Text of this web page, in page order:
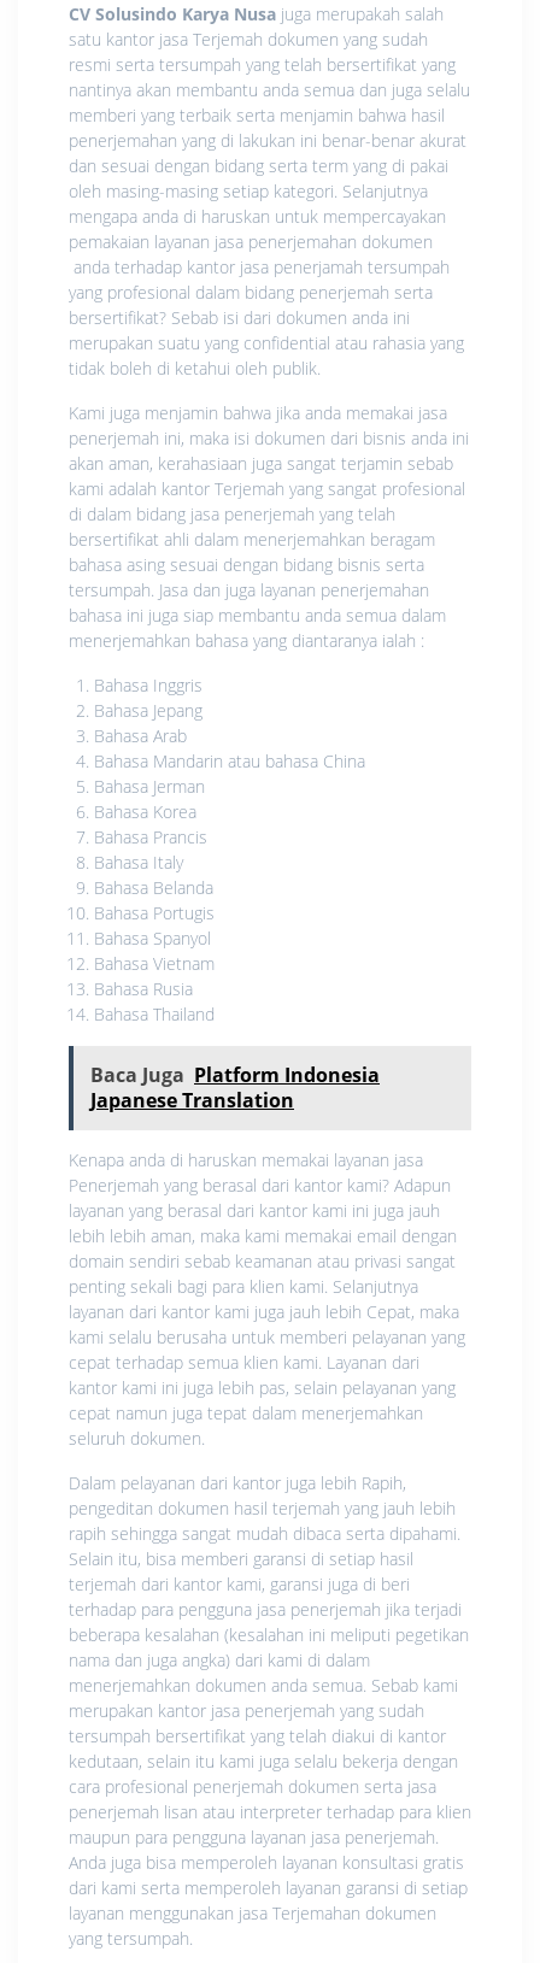
CV Solusindo Karya Nusa juga merupakah salah
satu kantor jasa Terjemah dokumen yang sudah
resmi serta tersumpah yang telah bersertifikat yang
nantinya akan membantu anda semua dan juga selalu
memberi yang terbaik serta menjamin bahwa hasil
penerjemahan yang di lakukan ini benar-benar akurat
dan sesuai dengan bidang serta term yang di pakai
oleh masing-masing setiap kategori. Selanjutnya
mengapa anda di haruskan untuk mempercayakan
pemakaian layanan jasa penerjemahan dokumen
anda terhadap kantor jasa penerjamah tersumpah
yang profesional dalam bidang penerjemah serta
bersertifikat? Sebab isi dari dokumen anda ini
merupakan suatu yang confidential atau rahasia yang
tidak boleh di ketahui oleh publik.
Kami juga menjamin bahwa jika anda memakai jasa
penerjemah ini, maka isi dokumen dari bisnis anda ini
akan aman, kerahasiaan juga sangat terjamin sebab
kami adalah kantor Terjemah yang sangat profesional
di dalam bidang jasa penerjemah yang telah
bersertifikat ahli dalam menerjemahkan beragam
bahasa asing sesuai dengan bidang bisnis serta
tersumpah. Jasa dan juga layanan penerjemahan
bahasa ini juga siap membantu anda semua dalam
menerjemahkan bahasa yang diantaranya ialah :
Bahasa Inggris
Bahasa Jepang
Bahasa Arab
Bahasa Mandarin atau bahasa China
Bahasa Jerman
Bahasa Korea
Bahasa Prancis
Bahasa Italy
Bahasa Belanda
Bahasa Portugis
Bahasa Spanyol
Bahasa Vietnam
Bahasa Rusia
Bahasa Thailand
Baca Juga Platform Indonesia
Japanese Translation
Kenapa anda di haruskan memakai layanan jasa
Penerjemah yang berasal dari kantor kami? Adapun
layanan yang berasal dari kantor kami ini juga jauh
lebih lebih aman, maka kami memakai email dengan
domain sendiri sebab keamanan atau privasi sangat
penting sekali bagi para klien kami. Selanjutnya
layanan dari kantor kami juga jauh lebih Cepat, maka
kami selalu berusaha untuk memberi pelayanan yang
cepat terhadap semua klien kami. Layanan dari
kantor kami ini juga lebih pas, selain pelayanan yang
cepat namun juga tepat dalam menerjemahkan
seluruh dokumen.
Dalam pelayanan dari kantor juga lebih Rapih,
pengeditan dokumen hasil terjemah yang jauh lebih
rapih sehingga sangat mudah dibaca serta dipahami.
Selain itu, bisa memberi garansi di setiap hasil
terjemah dari kantor kami, garansi juga di beri
terhadap para pengguna jasa penerjemah jika terjadi
beberapa kesalahan (kesalahan ini meliputi pegetikan
nama dan juga angka) dari kami di dalam
menerjemahkan dokumen anda semua. Sebab kami
merupakan kantor jasa penerjemah yang sudah
tersumpah bersertifikat yang telah diakui di kantor
kedutaan, selain itu kami juga selalu bekerja dengan
cara profesional penerjemah dokumen serta jasa
penerjemah lisan atau interpreter terhadap para klien
maupun para pengguna layanan jasa penerjemah.
Anda juga bisa memperoleh layanan konsultasi gratis
dari kami serta memperoleh layanan garansi di setiap
layanan menggunakan jasa Terjemahan dokumen
yang tersumpah.